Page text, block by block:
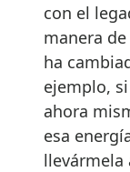
con el
manera
ha
ejemplo,
ahora
esa
llevármela